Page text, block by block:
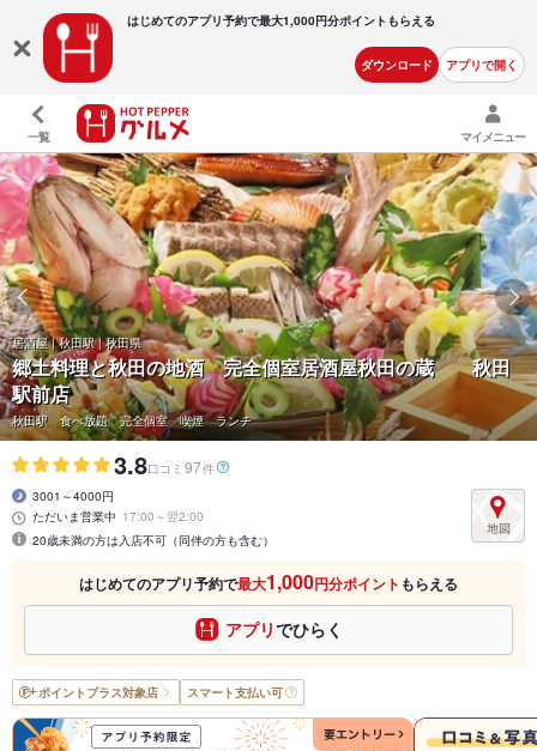
はじめてのアプリ予約で最大1,000円分ポイントもらえる
ダウンロード アプリで開く
一覧 マイメニュー
居酒屋 | 秋田駅 | 秋田県
郷土料理と秋田の地酒 完全個室居酒屋秋田の蔵 秋田
駅前店
秋田駅 食べ放題 完全個室 喫煙 ランチ
3.8口コミ 97件
3001～4000円
ただいま営業中 17:00～翌2:00
20歳未満の方は入店不可（同伴の方も含む）
はじめてのアプリ予約で最大1,000円分ポイント もらえる
アプリでひらく
ポイントプラス対象店 スマート支払い可